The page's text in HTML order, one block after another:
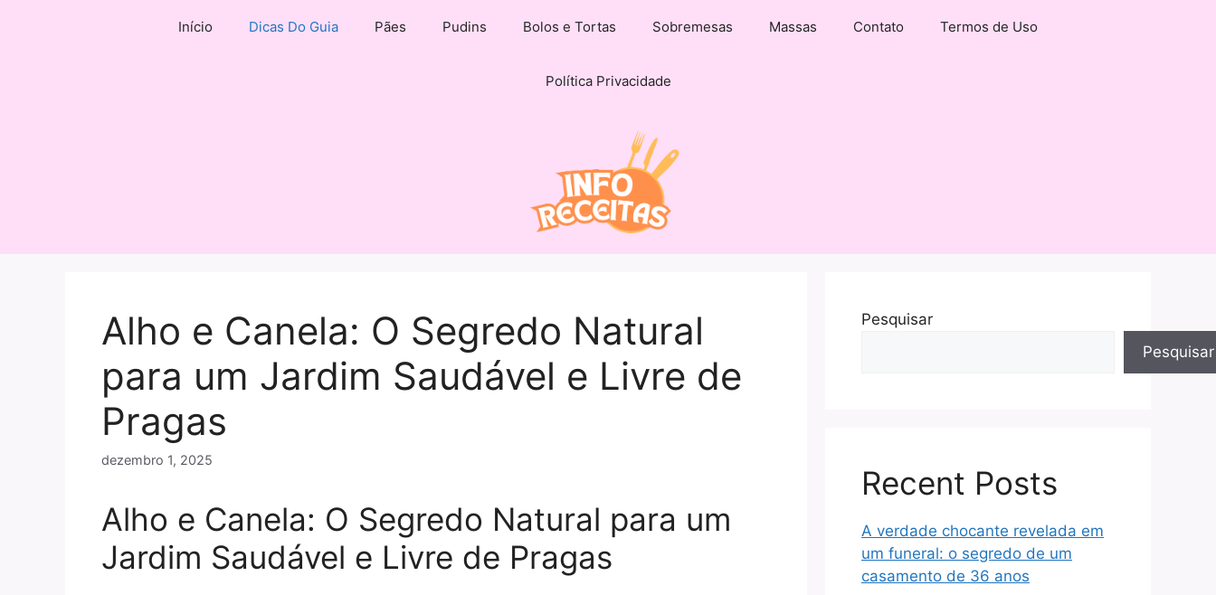
Início Dicas Do Guia Pães Pudins Bolos e Tortas Sobremesas Massas Contato Termos de Uso
Política Privacidade
Alho e Canela: O Segredo Natural
para um Jardim Saudável e Livre de
Pragas
dezembro 1, 2025
Alho e Canela: O Segredo Natural para um
Jardim Saudável e Livre de Pragas
Pesquisar
Pesquisar
Recent Posts
A verdade chocante revelada em
um funeral: o segredo de um
casamento de 36 anos